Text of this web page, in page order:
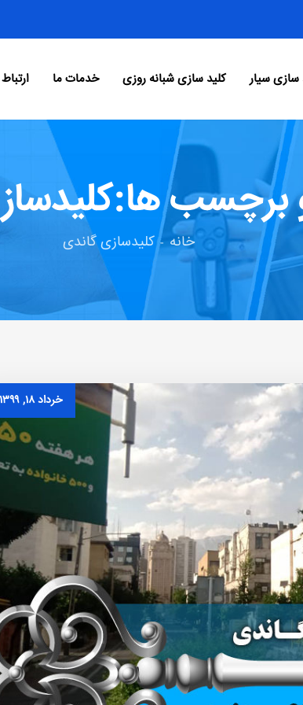
سازی سیار کلید سازی شبانه روزی خدمات ما
برچسب
خانه کلیدسازی گاندی
خرداد ۱۸, ۱۳۹۹